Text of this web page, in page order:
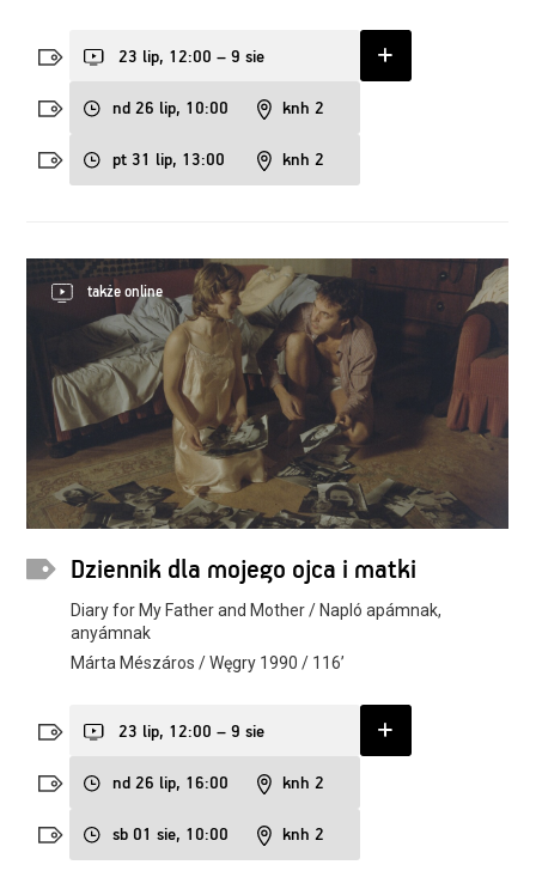
nd 26 lip, 10:00 knh 2
pt 31 lip, 13:00 knh 2
23 lip, 12:00 – 9 sie
także online
Dziennik dla mojego ojca i matki
Diary for My Father and Mother / Napló apámnak,
anyámnak
Márta Mészáros / Węgry 1990 / 116’
nd 26 lip, 16:00 knh 2
sb 01 sie, 10:00 knh 2
23 lip, 12:00 – 9 sie